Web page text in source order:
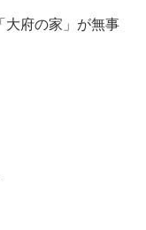
大府の家」が無事